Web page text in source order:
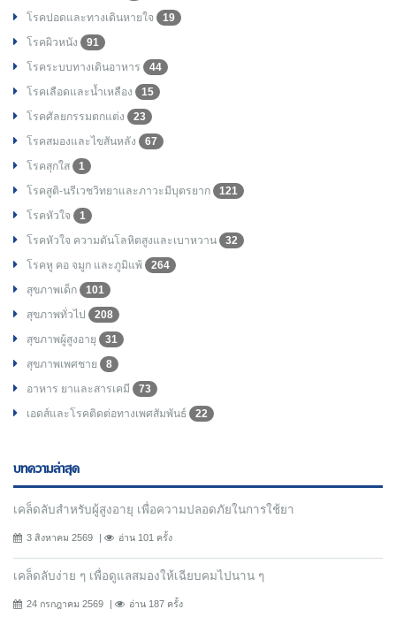
โรคปอดและทางเดินหายใจ
19
โรคผิวหนัง
91
โรคระบบทางเดินอาหาร
44
โรคเลือดและน้ำเหลือง
15
โรคศัลยกรรมตกแต่ง
23
โรคสมองและไขสันหลัง
67
โรคสุกใส
1
โรคสูติ-นรีเวชวิทยาและภาวะมีบุตรยาก
121
โรคหัวใจ
1
โรคหัวใจ ความดันโลหิตสูงและเบาหวาน
32
โรคหู คอ จมูก และภูมิแพ้
264
สุขภาพเด็ก
101
สุขภาพทั่วไป
208
สุขภาพผู้สูงอายุ
31
สุขภาพเพศชาย
8
อาหาร ยาและสารเคมี
73
เอดส์และโรคติดต่อทางเพศสัมพันธ์
22
บทความล่าสุด
เคล็ดลับสำหรับผู้สูงอายุ เพื่อความปลอดภัยในการใช้ยา
3 สิงหาคม 2569 อ่าน 101 ครั้ง
เคล็ดลับง่าย ๆ เพื่อดูแลสมองให้เฉียบคมไปนาน ๆ
24 กรกฎาคม 2569 อ่าน 187 ครั้ง